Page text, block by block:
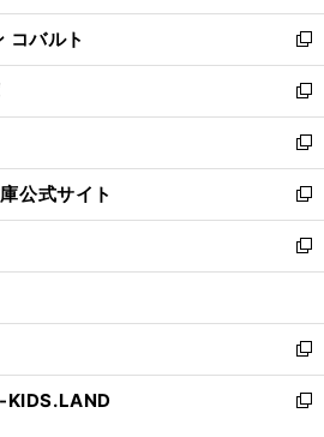
開
く
ウ
で
開
く
ン
ド
ウ
で
開
く
ウ
ィ
ン
ド
ウ
で
開
く
コバルト
新
し
い
ウ
ィ
ン
ド
ウ
で
開
新
し
い
ウ
ィ
ン
ド
ウ
開
く
新
し
い
ウ
ィ
ン
ウ
で
開
く
公式サイト
新
し
い
ウ
ン
ド
ウ
で
新
し
ウ
ィ
ン
ド
新
し
い
KIDS.LAND
新